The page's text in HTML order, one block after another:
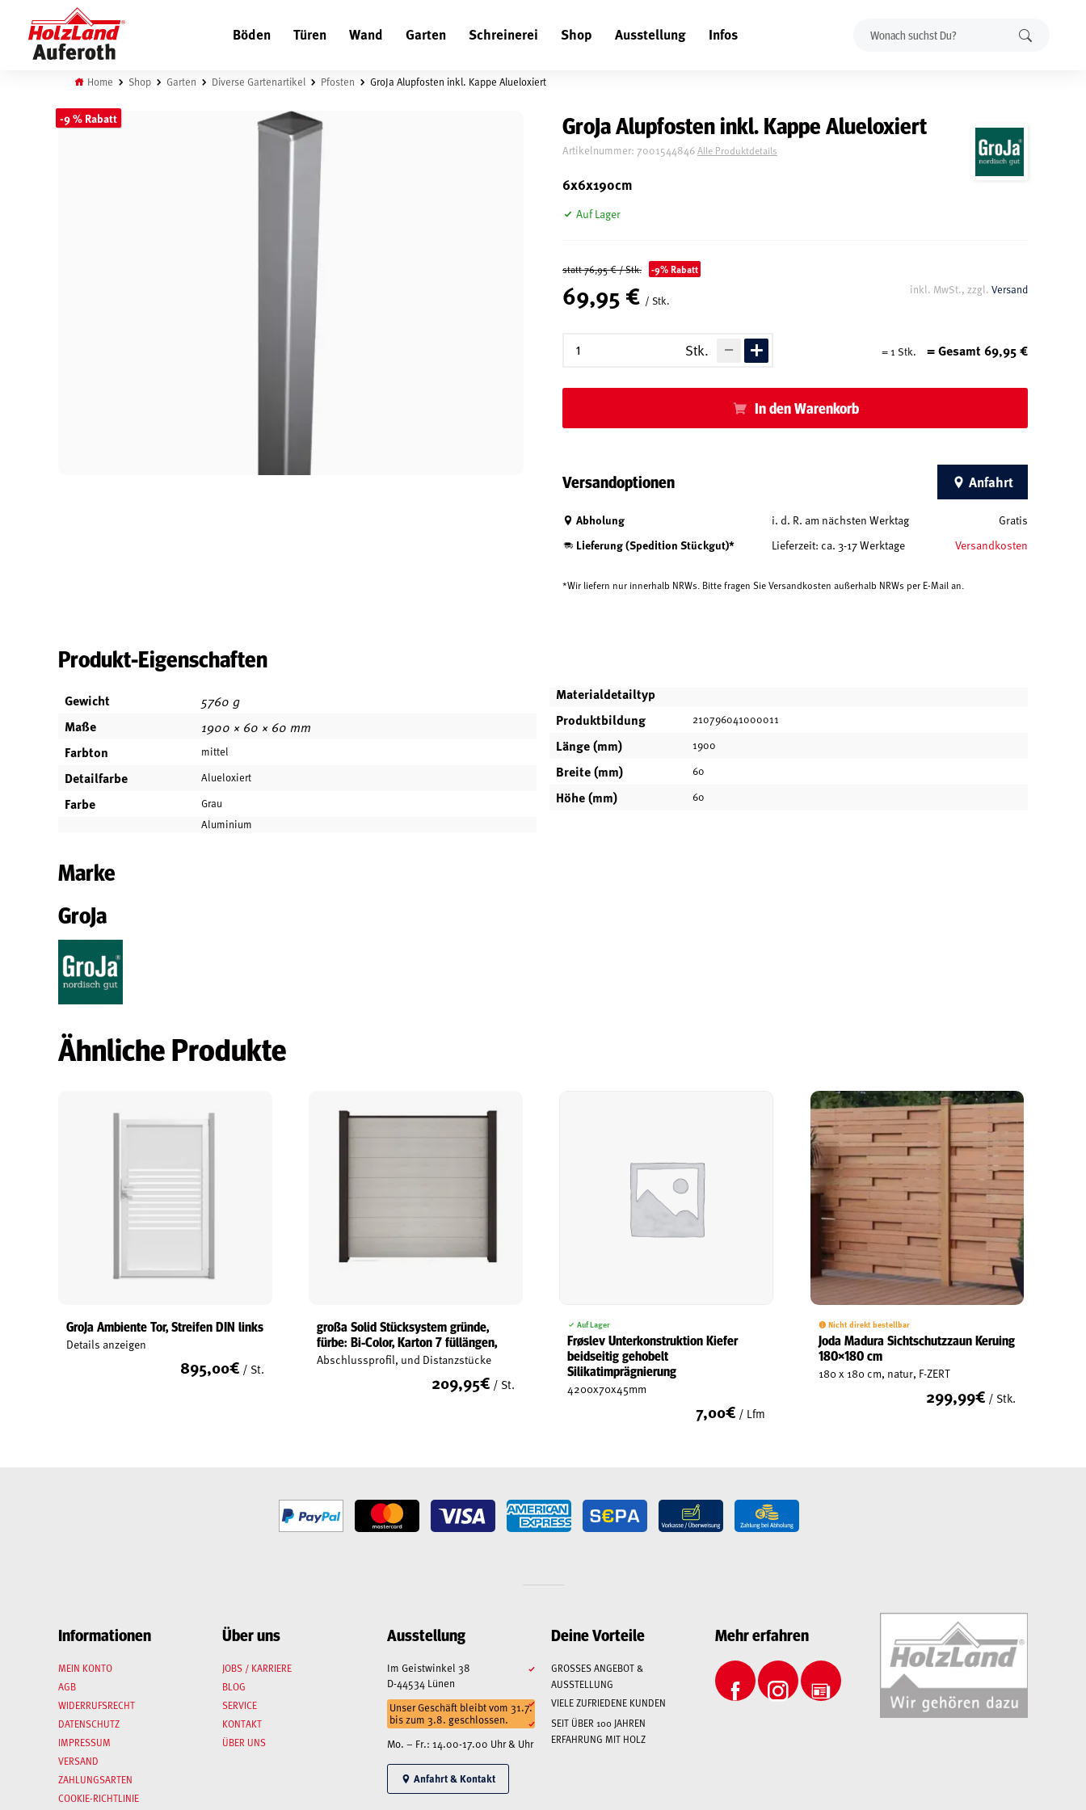
Böden Türen Wand Garten Schreinerei Shop Ausstellung Infos
Suchen
Home Shop Garten Diverse Gartenartikel Pfosten GroJa Alupfosten inkl. Kappe Alueloxiert
-9 % Rabatt GroJa Alupfosten inkl. Kappe Alueloxiert
Artikelnummer: 7001544846Alle Produktdetails
6x6x190cm
Auf Lager
statt 76,95 € / Stk. -9% Rabatt
69,95 € / Stk.
inkl. MwSt., zzgl. Versand
Stk. =1 Stk. = Gesamt69,95€
In den Warenkorb
Versandoptionen Anfahrt
Abholung i. d. R. am nächsten Werktag Gratis
Lieferung (Spedition Stückgut)* Lieferzeit: ca. 3-17 Werktage Versandkosten
*Wir liefern nur innerhalb NRWs. Bitte fragen Sie Versandkosten außerhalb NRWs per E-Mail an.
Produkt-Eigenschaften
Gewicht 5760 g
Maße 1900 × 60 × 60 mm
Farbton mittel
Detailfarbe Alueloxiert
Farbe Grau
Materialdetailtyp
Aluminium
Produktbildung 210796041000011
Länge (mm) 1900
Breite (mm) 60
Höhe (mm) 60
Marke
GroJa
Ähnliche Produkte
GroJa Ambiente Tor, Streifen DIN links
Details anzeigen
895,00€ / St.
großa Solid Stücksystem gründe,
fürbe: Bi-Color, Karton 7 füllängen,
Abschlussprofil, und Distanzstücke
209,95€ / St.
Auf Lager
Frøslev Unterkonstruktion Kiefer
beidseitig gehobelt
Silikatimprägnierung
4200x70x45mm
7,00€ / Lfm
Nicht direkt bestellbar
Joda Madura Sichtschutzzaun Keruing
180×180 cm
180 x 180 cm, natur, F-ZERT
299,99€ / Stk.
Informationen
MEIN KONTO
AGB
WIDERRUFSRECHT
DATENSCHUTZ
IMPRESSUM
VERSAND
ZAHLUNGSARTEN
COOKIE-RICHTLINIE
Über uns
JOBS / KARRIERE
BLOG
SERVICE
KONTAKT
ÜBER UNS
Ausstellung
Im Geistwinkel 38
D-44534 Lünen
Unser Geschäft bleibt vom 31.7.
bis zum 3.8. geschlossen.
Mo. – Fr.: 14.00-17.00 Uhr & Uhr
Anfahrt & Kontakt
Deine Vorteile
GROSSES ANGEBOT & A
USSTELLUNG
VIELE ZUFRIEDENE KUNDEN
SEIT ÜBER 100 JAHREN
ERFAHRUNG MIT HOLZ
Mehr erfahren